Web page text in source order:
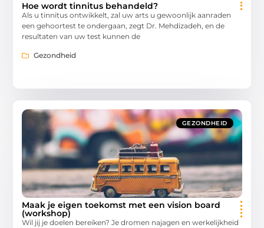
Hoe wordt tinnitus behandeld?
Als u tinnitus ontwikkelt, zal uw arts u gewoonlijk aanraden
een gehoortest te ondergaan, zegt Dr. Mehdizadeh, en de
resultaten van uw test kunnen de
Gezondheid
GEZONDHEID
Maak je eigen toekomst met een vision board
(workshop)
Wil jij je doelen bereiken? Je dromen najagen en werkelijkheid